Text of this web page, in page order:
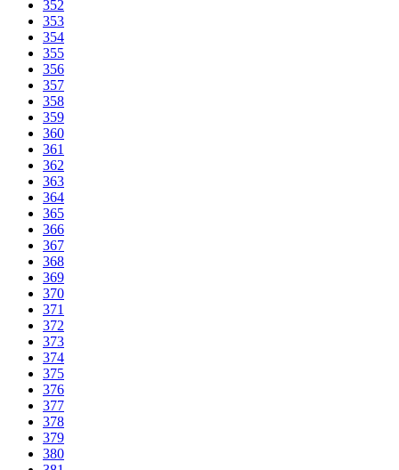
352
353
354
355
356
357
358
359
360
361
362
363
364
365
366
367
368
369
370
371
372
373
374
375
376
377
378
379
380